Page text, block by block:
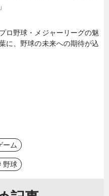
ロ野球・メジャーリーグの魅
に、野球の未来への期待が込
ーム
野球